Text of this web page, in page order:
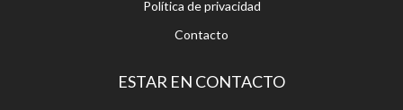
Contacto
Tel.: (+34) 915.213.757